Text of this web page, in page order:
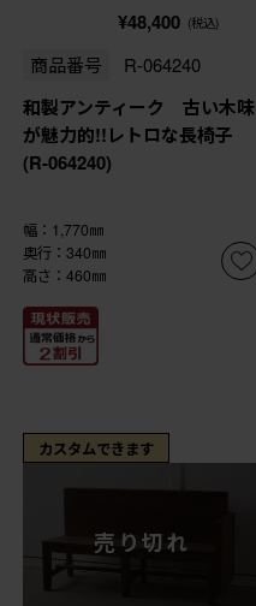
¥48,400 (税込)
商品番号 R-064240
和製アンティーク 古い木味
が魅力的!!レトロな長椅子
(R-064240)
幅：1,770㎜
奥行：340㎜
高さ：460㎜
カスタムできます
売り切れ